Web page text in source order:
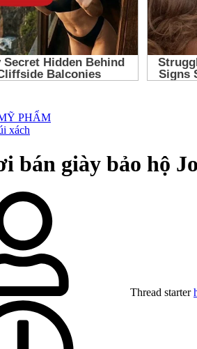
PHẨM
xách
bán giày bảo hộ
Thread starter